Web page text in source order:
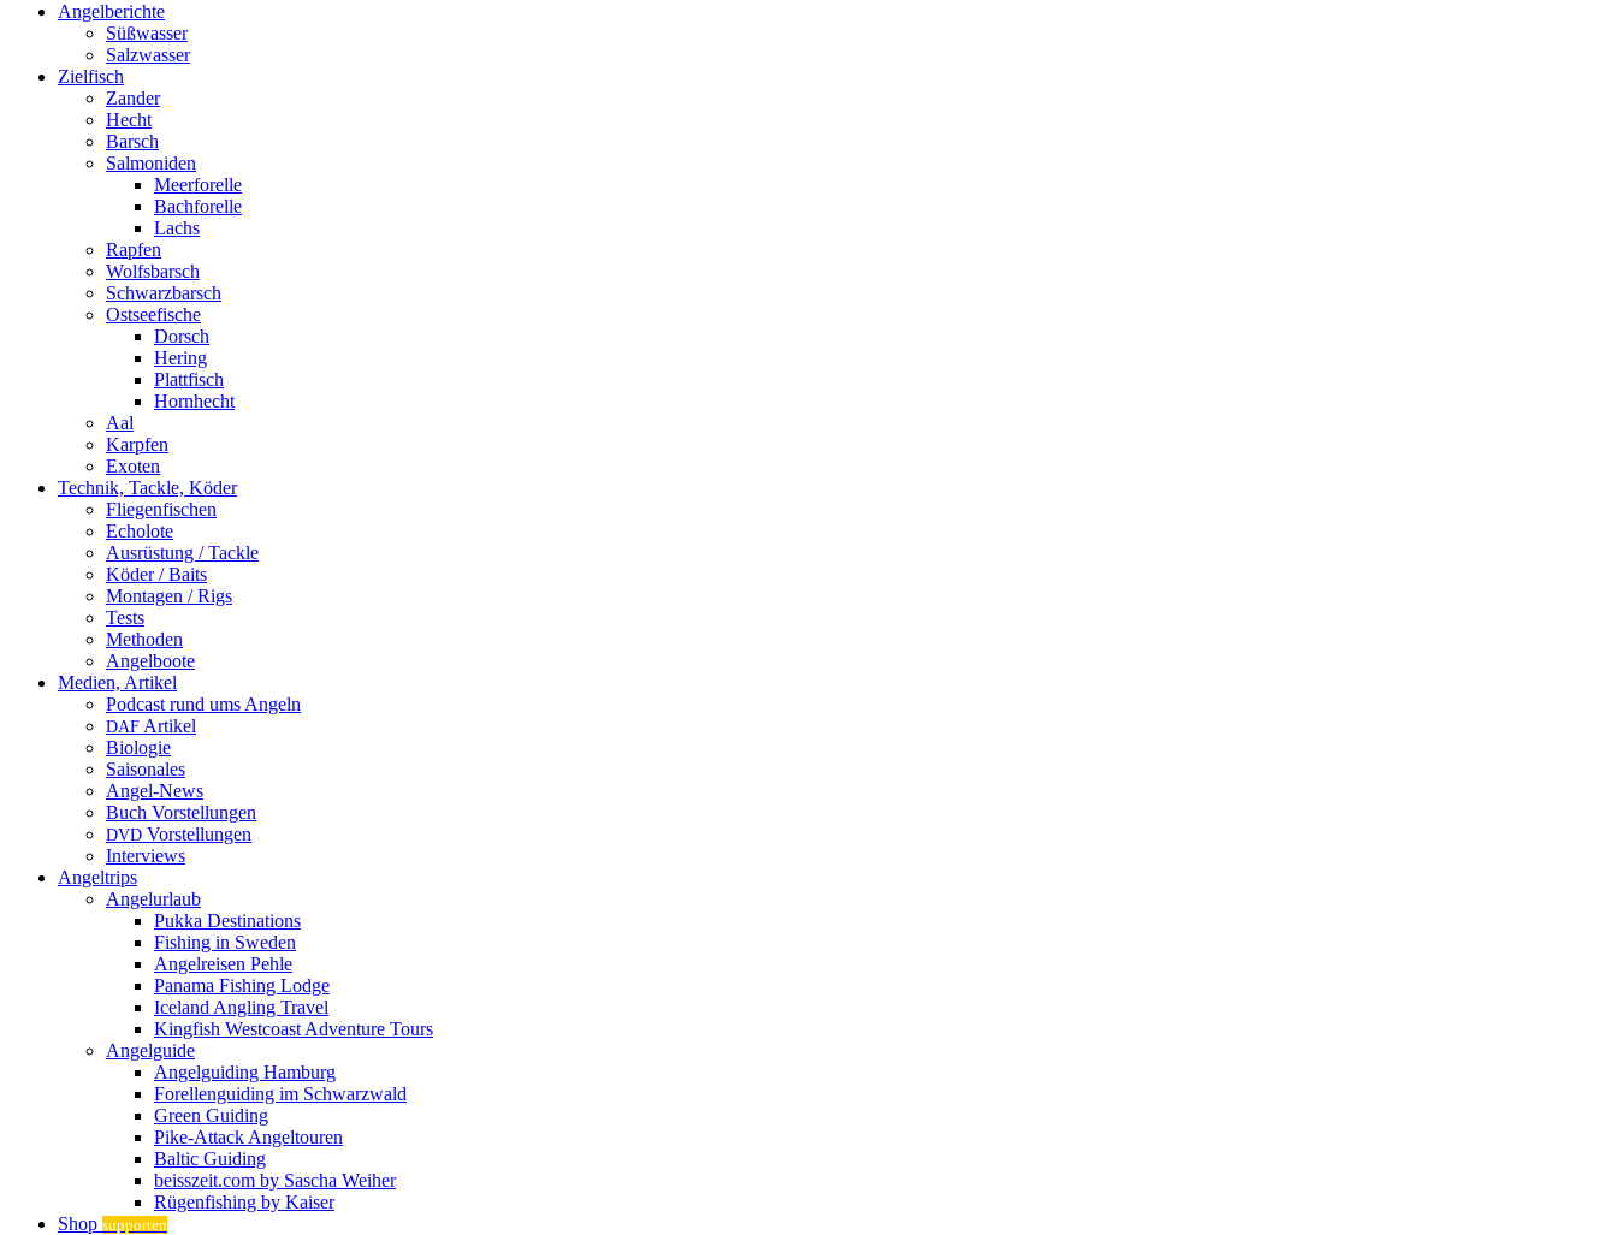
Angelberichte
Süßwasser
Salzwasser
Zielfisch
Zander
Hecht
Barsch
Salmoniden
Meerforelle
Bachforelle
Lachs
Rapfen
Wolfsbarsch
Schwarzbarsch
Ostseefische
Dorsch
Hering
Plattfisch
Hornhecht
Aal
Karpfen
Exoten
Technik, Tackle, Köder
Fliegenfischen
Echolote
Ausrüstung / Tackle
Köder / Baits
Montagen / Rigs
Tests
Methoden
Angelboote
Medien, Artikel
Podcast rund ums Angeln
DAF Artikel
Biologie
Saisonales
Angel-News
Buch Vorstellungen
DVD Vorstellungen
Interviews
Angeltrips
Angelurlaub
Pukka Destinations
Fishing in Sweden
Angelreisen Pehle
Panama Fishing Lodge
Iceland Angling Travel
Kingfish Westcoast Adventure Tours
Angelguide
Angelguiding Hamburg
Forellenguiding im Schwarzwald
Green Guiding
Pike-Attack Angeltouren
Baltic Guiding
beisszeit.com by Sascha Weiher
Rügenfishing by Kaiser
Shop supporten